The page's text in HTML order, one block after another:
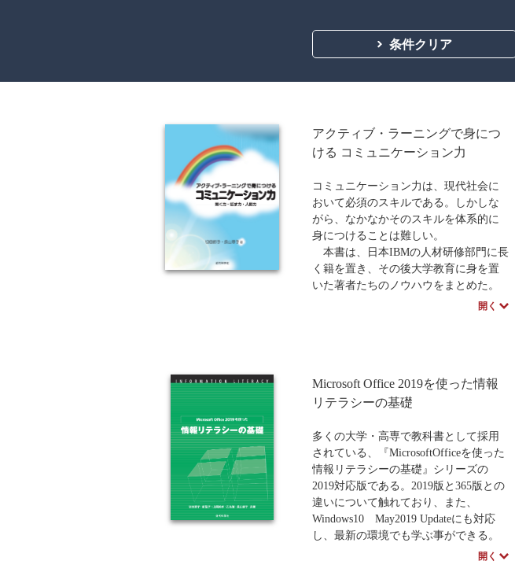
応用数学 群論・環論
アルゴリズム 自然言語処理 オ
暗号・セキュリティ 化学
流通・物流 食品 シミュレーショ
歴史・科学史 医療・医薬 金融
ウェブデザイン ビジネス 言語
教育機関向け 中学・高校・大学生向け
条件クリア
アクティブ・ラーニングで身につ
ける コミュニケーション力
コミュニケーション力は、現代社会に
おいて必須のスキルである。しかしな
がら、なかなかそのスキルを体系的に
身につけることは難しい。
本書は、日本IBMの人材研修部門に長
く籍を置き、その後大学教育に身を置
いた著者たちのノウハウをまとめた。
話しかけるように分かりやすくコミ
に学習できるよう工夫。学生はもとよ
り、企業の新人研修にも活用できる内
能力を高めたい学生、社会人やその研
修にたずさわる読者必携の書。
開く
Microsoft Office 2019を使った情報
リテラシーの基礎
多くの大学・高専で教科書として採用
されている、『MicrosoftOfficeを使った
情報リテラシーの基礎』シリーズの
2019対応版である。2019版と365版との
違いについて触れており、また、
Windows10 May2019 Updateにも対応
し、最新の環境でも学ぶ事ができる。
本書は、大変好評な2016版のコンセ
開く